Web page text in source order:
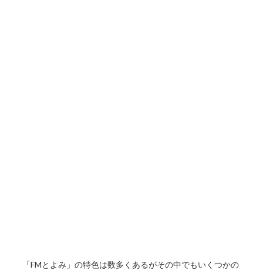
「FMとよみ」の特色は数多くあるがその中でもいくつかの